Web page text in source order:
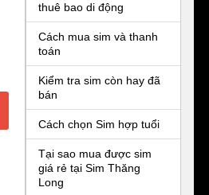
thuê bao di động
Cách mua sim và thanh
toán
Kiểm tra sim còn hay đã
bán
Cách chọn Sim hợp tuổi
Tại sao mua được sim
giá rẻ tại Sim Thăng
Long